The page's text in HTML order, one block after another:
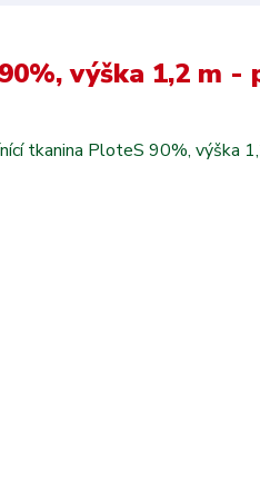
výška 1,2 m -